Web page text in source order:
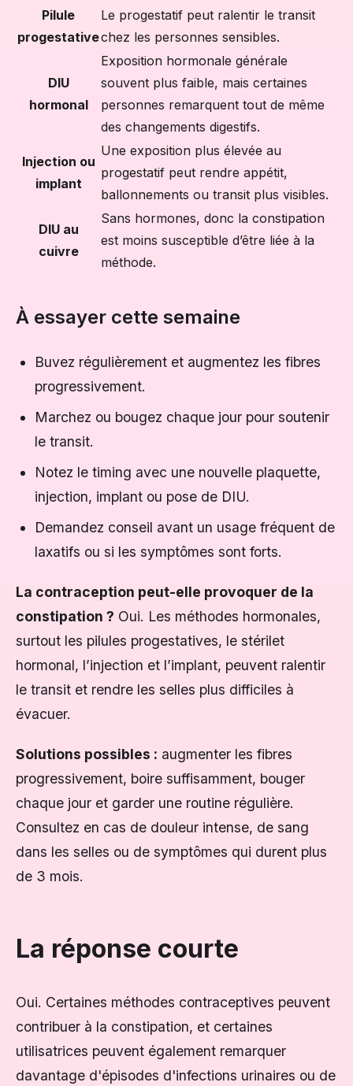
Pilule
progestative
Le progestatif peut ralentir le transit
chez les personnes sensibles.
DIU
hormonal
Exposition hormonale générale
souvent plus faible, mais certaines
personnes remarquent tout de même
des changements digestifs.
Injection ou
implant
Une exposition plus élevée au
progestatif peut rendre appétit,
ballonnements ou transit plus visibles.
DIU au
cuivre
Sans hormones, donc la constipation
est moins susceptible d’être liée à la
méthode.
À essayer cette semaine
Buvez régulièrement et augmentez les fibres
progressivement.
Marchez ou bougez chaque jour pour soutenir
le transit.
Notez le timing avec une nouvelle plaquette,
injection, implant ou pose de DIU.
Demandez conseil avant un usage fréquent de
laxatifs ou si les symptômes sont forts.
La contraception peut-elle provoquer de la
constipation ? Oui. Les méthodes hormonales,
surtout les pilules progestatives, le stérilet
hormonal, l’injection et l’implant, peuvent ralentir
le transit et rendre les selles plus difficiles à
évacuer.
Solutions possibles : augmenter les fibres
progressivement, boire suffisamment, bouger
chaque jour et garder une routine régulière.
Consultez en cas de douleur intense, de sang
dans les selles ou de symptômes qui durent plus
de 3 mois.
La réponse courte
Oui. Certaines méthodes contraceptives peuvent
contribuer à la constipation, et certaines
utilisatrices peuvent également remarquer
davantage d'épisodes d'infections urinaires ou de